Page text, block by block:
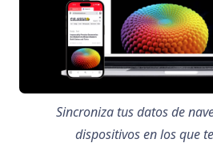
Sincroniza tus datos de
dispositivos en los que